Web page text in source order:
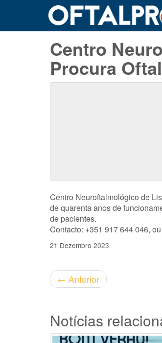
Centro
Procura
Centro Neuroftalmológico de
de quarenta anos de
de pacientes.
Contacto: +351 917 644 046, ou
21 Dezembro 2023
← Anterior
Notícias